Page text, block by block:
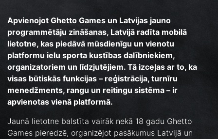
Apvienojot Ghetto Games un Latvijas jauno
programmētāju zināšanas, Latvijā radīta mobilā
lietotne, kas piedāvā mūsdienīgu un vienotu
platformu ielu sporta kustības dalībniekiem,
organizatoriem un līdzjutējiem. Tā izceļas ar to, ka
visas būtiskās funkcijas – reģistrācija, turnīru
menedžments, rangu un reitingu sistēma – ir
apvienotas vienā platformā.
Jaunā lietotne balstīta vairāk nekā 18 gadu Ghetto
Games pieredzē, organizējot pasākumus Latvijā un